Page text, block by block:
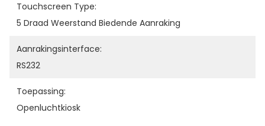
Touchscreen Type:
5 Draad Weerstand Biedende Aanraking
Aanrakingsinterface:
RS232
Toepassing:
Openluchtkiosk